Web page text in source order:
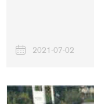
2021-07-02